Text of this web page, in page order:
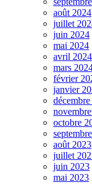
août 2024
juillet
juin 2024
mai 2024
avril 2024
mars
février
janvier
octobre
août 2023
juillet
juin 2023
mai 2023